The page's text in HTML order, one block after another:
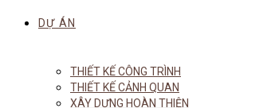
DỰ ÁN
THIẾT KẾ CÔNG TRÌNH
THIẾT KẾ CẢNH QUAN
XÂY DỰNG HOÀN THIỆN